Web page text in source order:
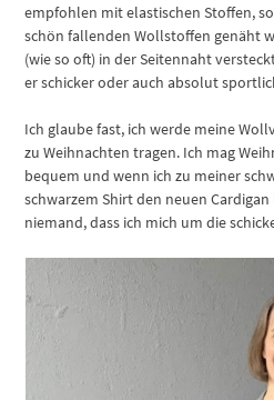
empfohlen mit elastischen Stoffen,
schön fallenden Wollstoffen genäht
(wie so oft) in der Seitennaht
er schicker oder auch absolut
Ich glaube fast, ich werde meine
zu Weihnachten tragen. Ich mag
bequem und wenn ich zu meiner
schwarzem Shirt den neuen
niemand, dass ich mich um die